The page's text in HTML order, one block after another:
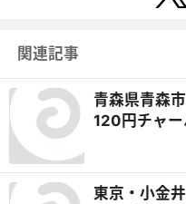
関連記事
青森県青森
120円チャー
狗鮨」48年
東京・小金